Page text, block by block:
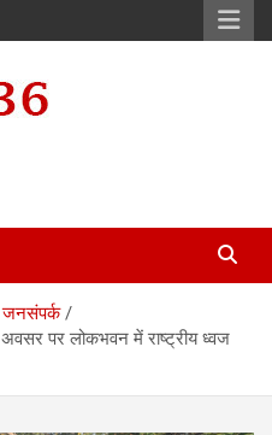
जनसंपर्क
पर लोकभवन में राष्ट्रीय ध्वज